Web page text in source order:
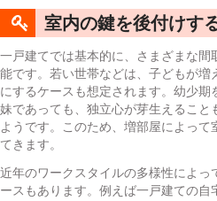
室内の鍵を後付けす
一戸建てでは基本的に、さまざまな間
能です。若い世帯などは、子どもが増
にするケースも想定されます。幼少
妹であっても、独立心が芽生えること
ようです。このため、増部屋によっ
てきます。
近年のワークスタイルの多様性によっ
ースもあります。例えば一戸建ての自